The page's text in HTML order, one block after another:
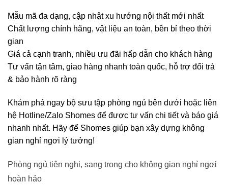
Mẫu mã đa dạng, cập nhật xu hướng nội thất mới nhất
Chất lượng chính hãng, vật liệu an toàn, bền bỉ theo thời
gian
Giá cả cạnh tranh, nhiều ưu đãi hấp dẫn cho khách hàng
Tư vấn tận tâm, giao hàng nhanh toàn quốc, hỗ trợ đổi trả
& bảo hành rõ ràng
Khám phá ngay bộ sưu tập phòng ngủ bên dưới hoặc liên
hệ Hotline/Zalo Shomes để được tư vấn chi tiết và báo giá
nhanh nhất. Hãy để Shomes giúp bạn xây dựng không
gian nghỉ ngơi lý tưởng!
Phòng ngủ tiện nghi, sang trọng cho không gian nghỉ ngơi
hoàn hảo